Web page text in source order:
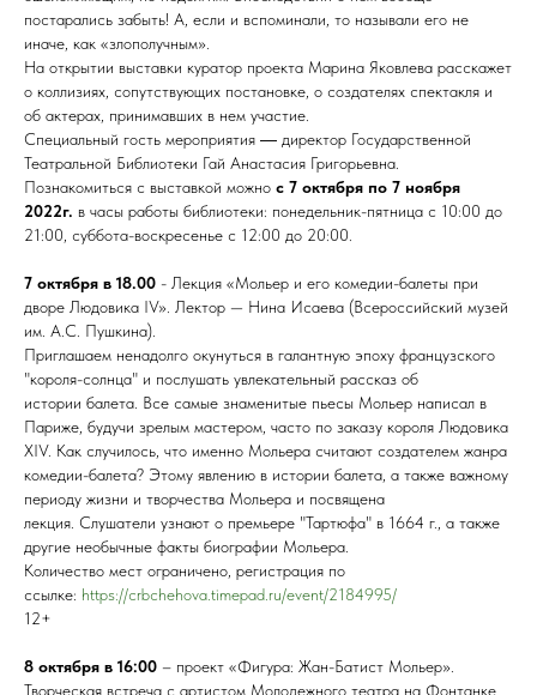
постарались забыть! А, если и вспоминали, то называли его не
иначе, как «злополучным».
На открытии выставки куратор проекта Марина Яковлева расскажет
о коллизиях, сопутствующих постановке, о создателях спектакля и
об актерах, принимавших в нем участие.
Специальный гость мероприятия ― директор Государственной
Театральной Библиотеки Гай Анастасия Григорьевна.
Познакомиться с выставкой можно с 7 октября по 7 ноября
2022г. в часы работы библиотеки: понедельник-пятница с 10:00 до
21:00, суббота-воскресенье с 12:00 до 20:00.
7 октября в 18.00 - Лекция «Мольер и его комедии-балеты при
дворе Людовика IV». Лектор — Нина Исаева (Всероссийский музей
им. А.С. Пушкина).
Приглашаем ненадолго окунуться в галантную эпоху французского
"короля-солнца" и послушать увлекательный рассказ об
истории балета. Все самые знаменитые пьесы Мольер написал в
Париже, будучи зрелым мастером, часто по заказу короля Людовика
XIV. Как случилось, что именно Мольера считают создателем жанра
комедии-балета? Этому явлению в истории балета, а также важному
периоду жизни и творчества Мольера и посвящена
лекция. Слушатели узнают о премьере "Тартюфа" в 1664 г., а также
другие необычные факты биографии Мольера.
Количество мест ограничено, регистрация по
ссылке: https://crbchehova.timepad.ru/event/2184995/
12+
8 октября в 16:00 – проект «Фигура: Жан-Батист Мольер».
Творческая встреча с артистом Молодежного театра на Фонтанке